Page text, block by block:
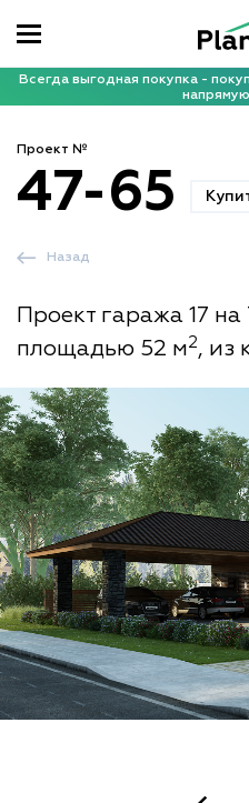
Всегда выгодная покупка -
Проект №
47-65
Проект гаража 17
площадью 52 м2, из
Назад